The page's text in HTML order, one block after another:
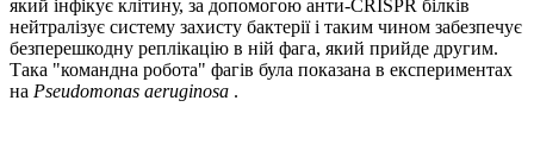
який інфікує клітину, за допомогою анти-CRISPR білків
нейтралізує систему захисту бактерії і таким чином забезпечує
безперешкодну реплікацію в ній фага, який прийде другим.
Така "командна робота" фагів була показана в експериментах
на Pseudomonas aeruginosa .